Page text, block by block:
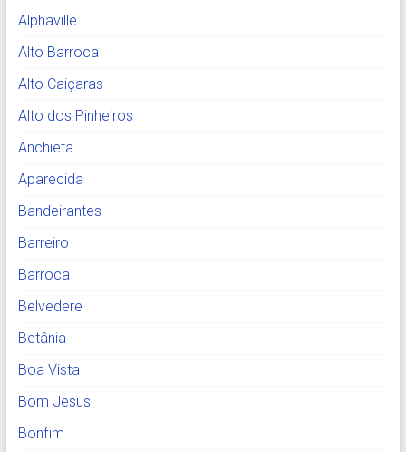
Alphaville
Alto Barroca
Alto Caiçaras
Alto dos Pinheiros
Anchieta
Aparecida
Bandeirantes
Barreiro
Barroca
Belvedere
Betânia
Boa Vista
Bom Jesus
Bonfim